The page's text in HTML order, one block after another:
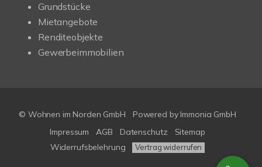
Grundstücke
Mietangebote
Renditeobjekte
Gewerbeimmobilien
© Wohnen im Norden GmbH Powered by Immonia GmbH
Impressum
AGB Datenschutz
Sitemap
Widerrufsbelehrung
Vertrag widerrufen